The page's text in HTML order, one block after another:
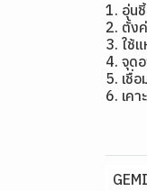
1. อุ่น
2. ตั้ง
3. ใช้
4. จุด
5. เชื่
6. เค